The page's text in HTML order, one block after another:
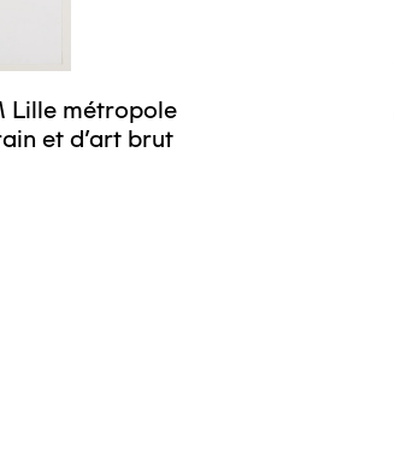
Lille métropole
et d’art brut